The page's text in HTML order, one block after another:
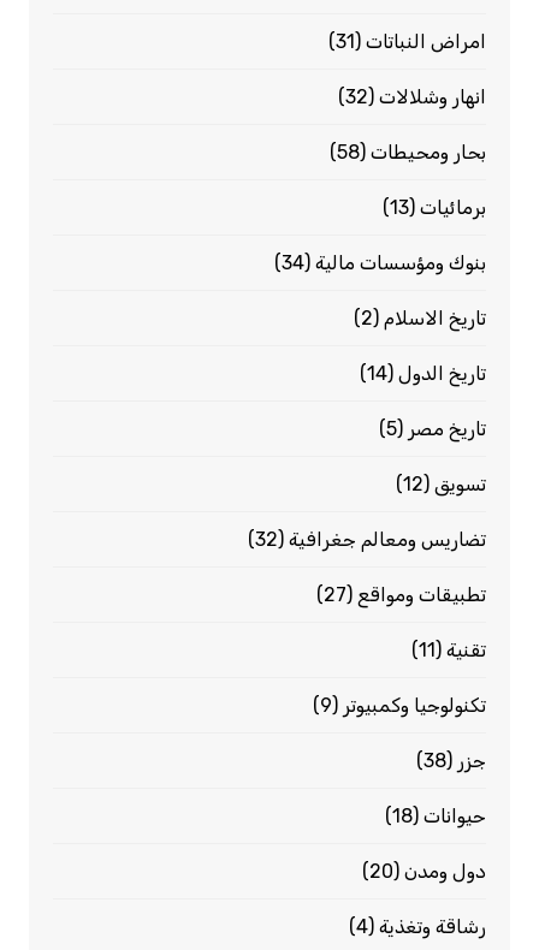
امراض النباتات(31)
انهار وشلالات(32)
بحار ومحيطات(58)
برمائيات(13)
بنوك ومؤسسات مالية(34)
تاريخ الاسلام(2)
تاريخ الدول(14)
تاريخ مصر (5)
تسويق(12)
تضاريس ومعالم جغرافية(32)
تطبيقات ومواقع (27)
تقنية(11)
تكنولوجيا وكمبيوتر (9)
جزر (38)
حيوانات(18)
دول ومدن(20)
رشاقة وتغذية(4)